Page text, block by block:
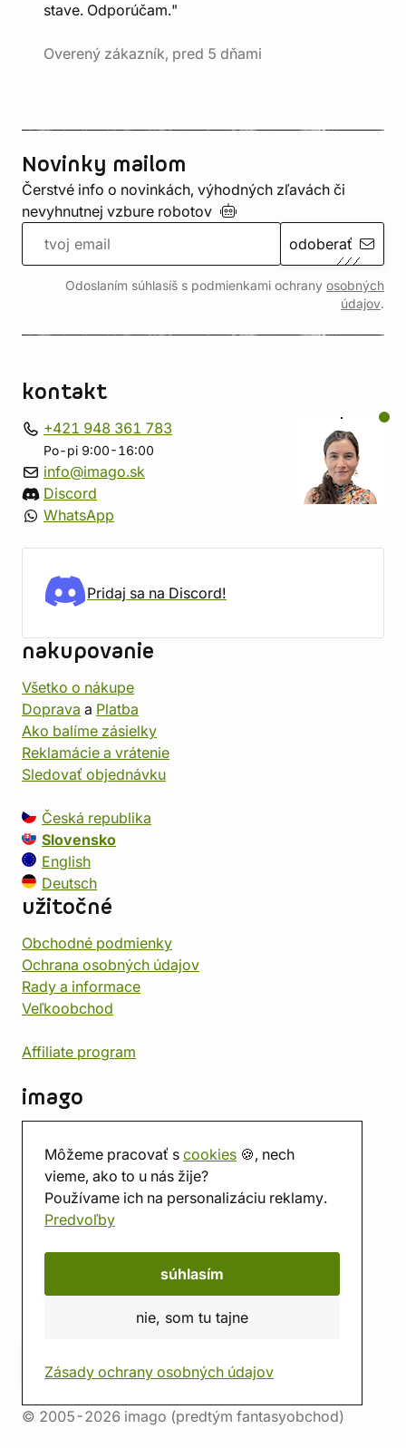
Môžeme pracovať s cookies 🍪, nech
vieme, ako to u nás žije?
Používame ich na personalizáciu reklamy.
Predvoľby
súhlasím
nie, som tu tajne
Zásady ochrany osobných údajov
stave. Odporúčam."
Overený zákazník, pred 5 dňami
Novinky mailom
Čerstvé info o novinkách, výhodných zľavách či
nevyhnutnej vzbure robotov
odoberať
Odoslaním súhlasíš s podmienkami ochrany osobných
údajov.
kontakt
+421 948 361 783
Po-pi 9:00-16:00
info@imago.sk
Discord
WhatsApp
Pridaj sa na Discord!
nakupovanie
Všetko o nákupe
Doprava a Platba
Ako balíme zásielky
Reklamácie a vrátenie
Sledovať objednávku
Česká republika
Slovensko
English
Deutsch
užitočné
Obchodné podmienky
Ochrana osobných údajov
Rady a informace
Veľkoobchod
Affiliate program
imago
Predajňa
Herňa
O nás
Hodnotenie obchodu
© 2005-2026 imago (predtým fantasyobchod)